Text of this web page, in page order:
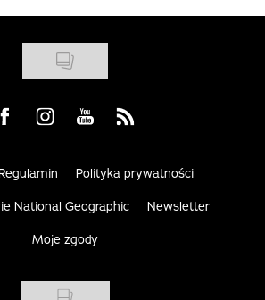
Visit us on Facebook
Visit us on Instagram
Visit us on Youtube
Visit us on Rss
Polityka prywatności
National Geographic Newsletter
Moje zgody